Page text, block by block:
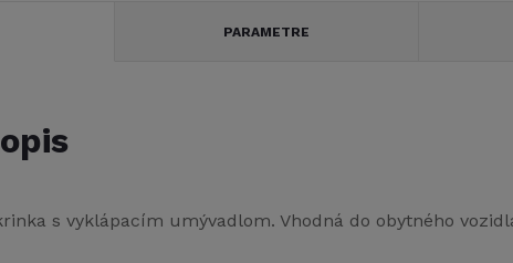
PARAMETRE
s vyklápacím umývadlom. Vhodná do obytného